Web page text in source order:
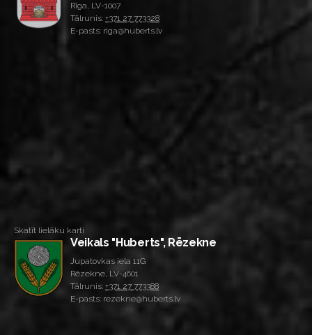
Rīga, LV-1007
Tālrunis: +371 27 773328
E-pasts: riga@huberts.lv
Skatīt lielāku karti
Veikals "Huberts", Rēzekne
Jupatovkas iela 11G
Rēzekne, LV-4601
Tālrunis: +371 27 773388
E-pasts: rezekne@huberts.lv